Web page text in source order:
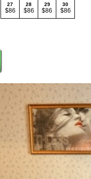
27
$86
28
$86
29
$86
30
$86